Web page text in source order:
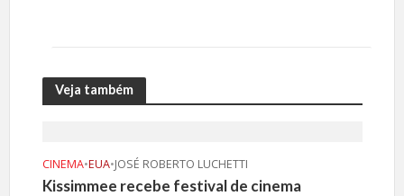
Veja também
CINEMA•EUA•JOSÉ ROBERTO LUCHETTI
Kissimmee recebe festival de cinema